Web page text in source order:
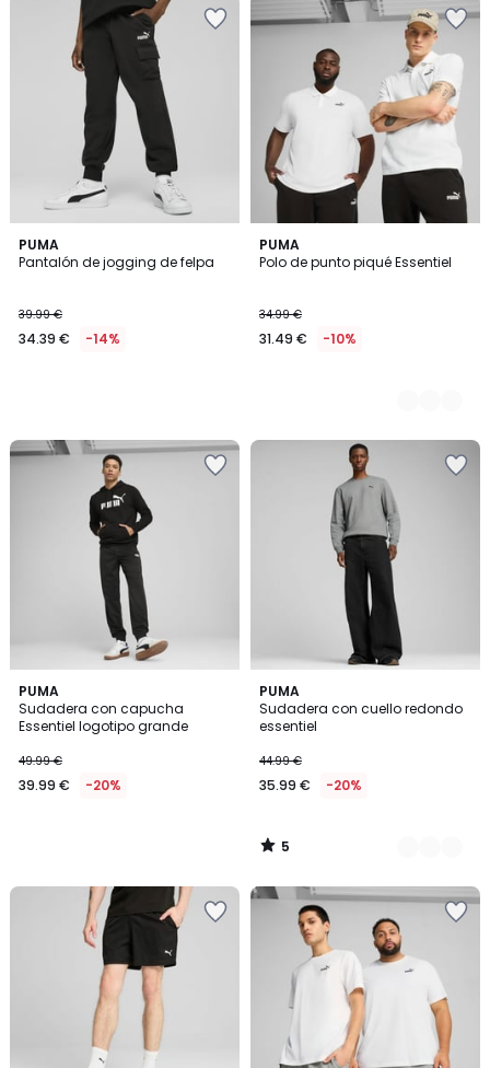
PUMA
Pantalón de jogging de felpa
39.99 €
34.39 € -14%
PUMA
Polo de punto piqué Essentiel
34.99 €
31.49 € -10%
2
Colores
PUMA
Sudadera con capucha
Essentiel logotipo grande
49.99 €
39.99 € -20%
PUMA
Sudadera con cuello redondo
essentiel
44.99 €
35.99 € -20%
5
/
5
2
Colores
5
/